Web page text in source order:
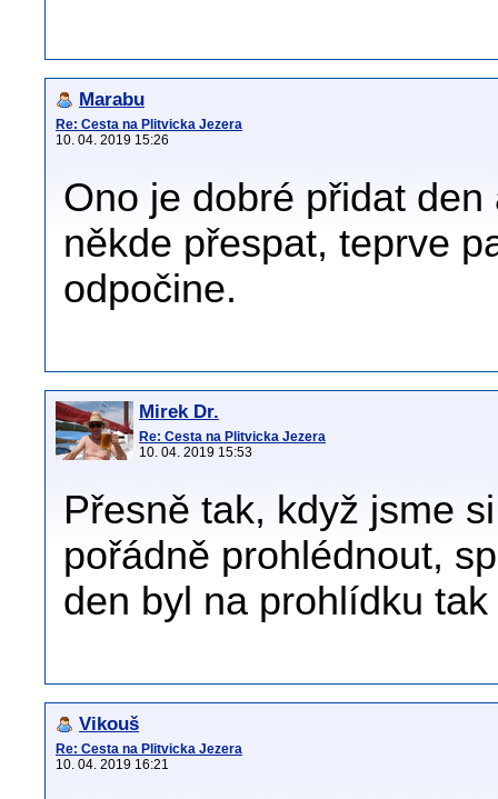
Marabu
Re: Cesta na Plitvicka Jezera
10. 04. 2019 15:26
Ono je dobré přidat
někde přespat, teprve
odpočine.
Mirek Dr.
Re: Cesta na Plitvicka Jezera
10. 04. 2019 15:53
Přesně tak, když jsme
pořádně prohlédnout,
den byl na prohlídku
Vikouš
Re: Cesta na Plitvicka Jezera
10. 04. 2019 16:21